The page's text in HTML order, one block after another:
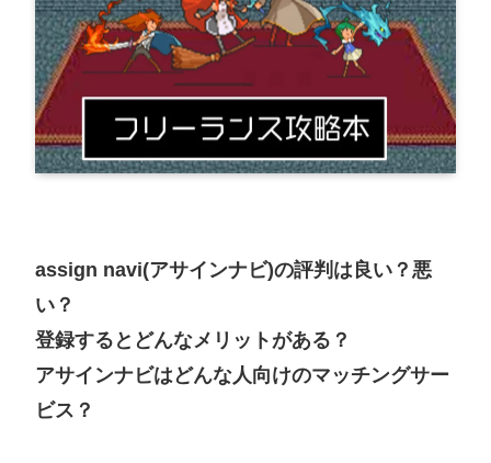
assign navi(アサインナビ)の評判は良い？悪
い？
登録するとどんなメリットがある？
アサインナビはどんな人向けのマッチングサー
ビス？